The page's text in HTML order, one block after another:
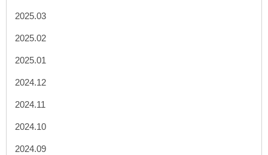
2025.03
2025.02
2025.01
2024.12
2024.11
2024.10
2024.09